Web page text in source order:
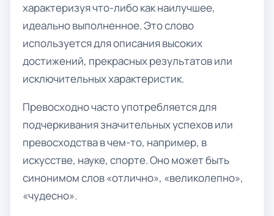
характеризуя что-либо как наилучшее,
идеально выполненное. Это слово
используется для описания высоких
достижений, прекрасных результатов или
исключительных характеристик.
Превосходно часто употребляется для
подчеркивания значительных успехов или
превосходства в чем-то, например, в
искусстве, науке, спорте. Оно может быть
синонимом слов «отлично», «великолепно»,
«чудесно».